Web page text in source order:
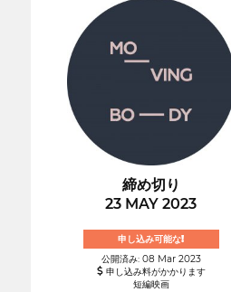
締め切り
23 MAY 2023
申し込み可能な!
公開済み: 08 Mar 2023
申し込み料がかかります
短編映画